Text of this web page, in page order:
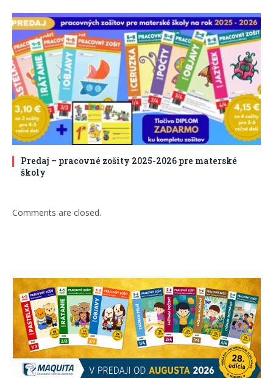
Predaj – pracovné zošity 2025-2026 pre materské
školy
Comments are closed.